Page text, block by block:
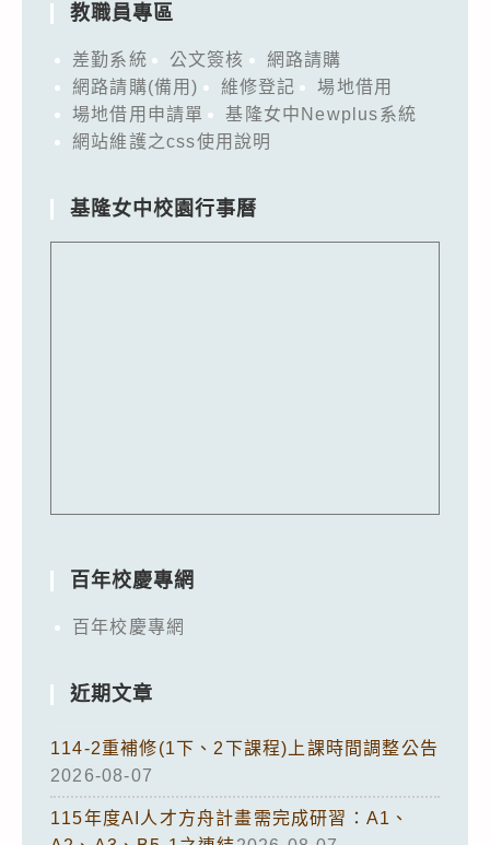
教職員專區
差勤系統 公文簽核
網路請購
網路請購(備用)
維修登記
場地借用
場地借用申請單
基隆女中Newplus系統
網站維護之css使用說明
基隆女中校園行事曆
百年校慶專網
百年校慶專網
近期文章
114-2重補修(1下、2下課程)上課時間調整公告
2026-08-07
115年度AI人才方舟計畫需完成研習：A1、